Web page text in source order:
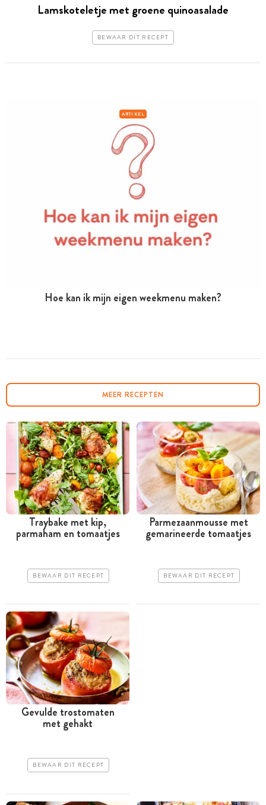
Lamskoteletje met groene quinoasalade
BEWAAR DIT RECEPT
ARTIKEL
Hoe kan ik mijn eigen weekmenu maken?
MEER RECEPTEN
Traybake met kip,
parmaham en tomaatjes
BEWAAR DIT RECEPT
Parmezaanmousse met
gemarineerde tomaatjes
BEWAAR DIT RECEPT
Gevulde trostomaten
met gehakt
BEWAAR DIT RECEPT